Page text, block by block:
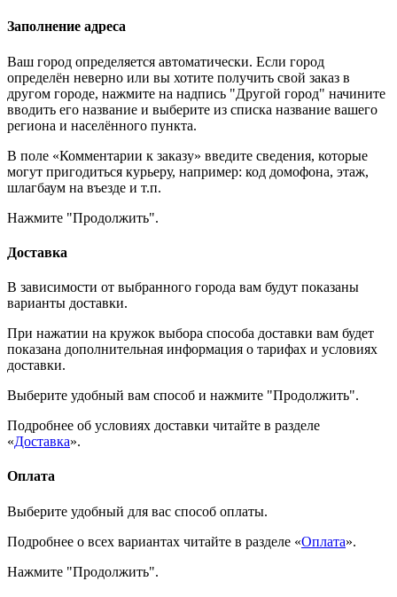
Заполнение адреса
Ваш город определяется автоматически. Если город
определён неверно или вы хотите получить свой заказ в
другом городе, нажмите на надпись "Другой город" начините
вводить его название и выберите из списка название вашего
региона и населённого пункта.
В поле «Комментарии к заказу» введите сведения, которые
могут пригодиться курьеру, например: код домофона, этаж,
шлагбаум на въезде и т.п.
Нажмите "Продолжить".
Доставка
В зависимости от выбранного города вам будут показаны
варианты доставки.
При нажатии на кружок выбора способа доставки вам будет
показана дополнительная информация о тарифах и условиях
доставки.
Выберите удобный вам способ и нажмите "Продолжить".
Подробнее об условиях доставки читайте в разделе
«Доставка».
Оплата
Выберите удобный для вас способ оплаты.
Подробнее о всех вариантах читайте в разделе «Оплата».
Нажмите "Продолжить".